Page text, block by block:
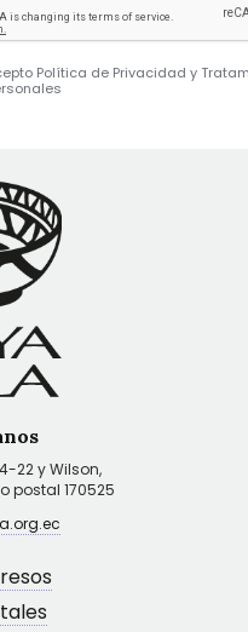
Política de Privacidad y
22 y Wilson,
postal 170525